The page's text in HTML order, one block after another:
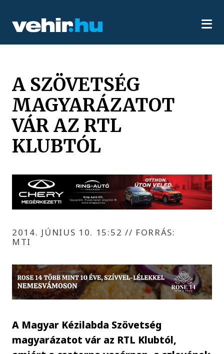
A SZÖVETSÉG
MAGYARÁZATOT
VÁR AZ RTL
KLUBTÓL
2014. JÚNIUS 10. 15:52 // FORRÁS:
MTI
A Magyar Kézilabda Szövetség
magyarázatot vár az RTL Klubtól,